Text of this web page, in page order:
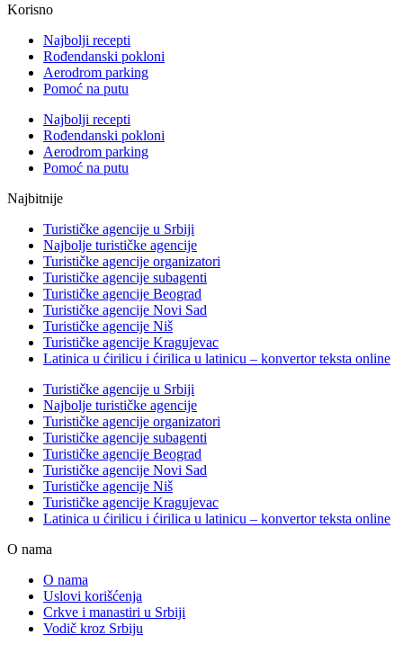
Korisno
Najbolji recepti
Rođendanski pokloni
Aerodrom parking
Pomoć na putu
Najbolji recepti
Rođendanski pokloni
Aerodrom parking
Pomoć na putu
Najbitnije
Turističke agencije u Srbiji
Najbolje turističke agencije
Turističke agencije organizatori
Turističke agencije subagenti
Turističke agencije Beograd
Turističke agencije Novi Sad
Turističke agencije Niš
Turističke agencije Kragujevac
Latinica u ćirilicu i ćirilica u latinicu – konvertor teksta online
Turističke agencije u Srbiji
Najbolje turističke agencije
Turističke agencije organizatori
Turističke agencije subagenti
Turističke agencije Beograd
Turističke agencije Novi Sad
Turističke agencije Niš
Turističke agencije Kragujevac
Latinica u ćirilicu i ćirilica u latinicu – konvertor teksta online
O nama
O nama
Uslovi korišćenja
Crkve i manastiri u Srbiji
Vodič kroz Srbiju